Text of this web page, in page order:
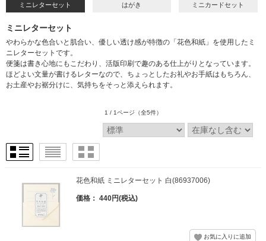
ミニレターセット はがき ミニカードセット
ミニレターセット
やわらかな色合いと肌合い、優しい透け感が特徴の「花色和紙」を使用したミ
ニレターセットです。
便箋は書き心地にもこだわり、活版印刷で趣のある仕上がりとなっています。
ほどよい文量が書けるレターなので、ちょっとしたお礼やお手紙はもちろん、
お土産やお裾分けに、気持ちをそっと添えられます。
1 / 1ページ （全5件）
花色和紙 ミニレターセット 白(86937006)
価格： 440円(税込)